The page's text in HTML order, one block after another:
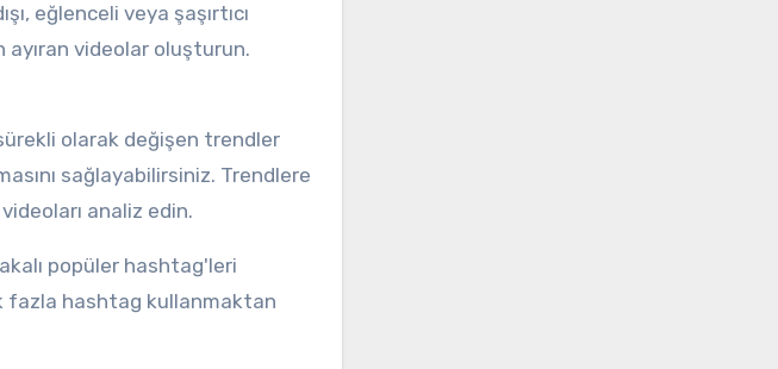
eğlenceli veya şaşırtıcı
ayıran videolar oluşturun.
olarak değişen trendler
sağlayabilirsiniz. Trendlere
analiz edin.
popüler hashtag'leri
fazla hashtag kullanmaktan